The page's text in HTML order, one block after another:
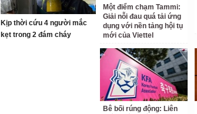
Kịp thời cứu 4 người mắc
kẹt trong 2 đám cháy
Một điểm chạm Tammi:
Giải nỗi đau quá tải ứng
dụng với nền tảng hội tụ
mới của Viettel
Bê bối rúng động: Liên